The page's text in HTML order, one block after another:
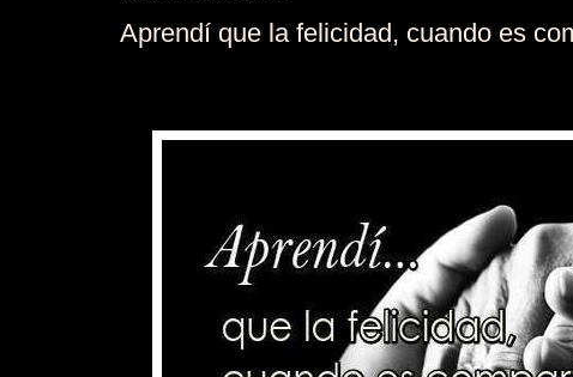
Aprendí que la felicidad, cuando es